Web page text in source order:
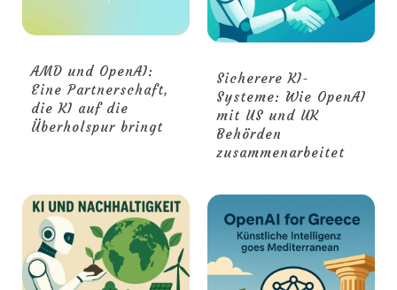
AMD und OpenAI:
Eine Partnerschaft,
die KI auf die
Überholspur bringt
Sicherere KI-
Systeme: Wie OpenAI
mit US und UK
Behörden
zusammenarbeitet